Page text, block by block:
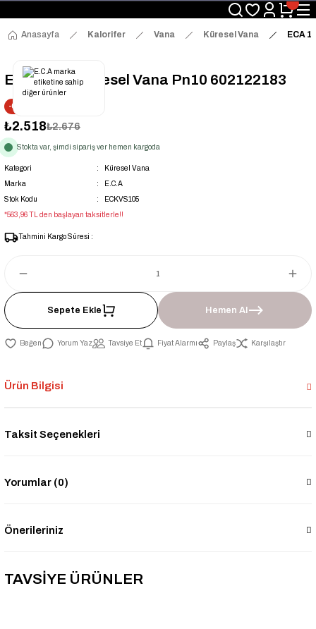
Üyelerimize Özel "uye2026" Koduyla Sepette Ekstra %3 İndirim
KAZAN-KASKAD İÇİN TEK ADRES
Anasayfa
Kalorifer Vana Küresel Vana ECA
ECA 11/2'' Küresel Vana Pn10 602122183
-6% İNDİRİM
₺2.518₺2.676
Stokta var, şimdi sipariş ver hemen kargoda
Kategori
Küresel Vana
Marka
E.C.A
Stok Kodu
ECKVS105
*563,96 TL den başlayan taksitlerle!!
Tahmini Kargo Süresi :
Sepete Ekle Hemen Al
Yorum Yaz Tavsiye Et Fiyat Alarmı Paylaş Karşılaştır
Ürün Bilgisi
Taksit Seçenekleri
Yorumlar (0)
Önerileriniz
TAVSİYE ÜRÜNLER